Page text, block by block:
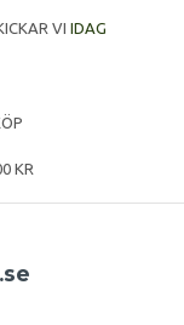
VI IDAG
KR